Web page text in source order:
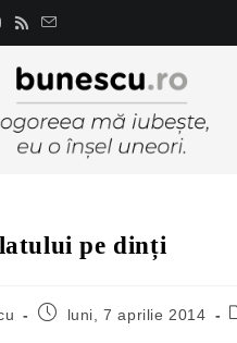
pe dinți
luni, 7 aprilie 2014